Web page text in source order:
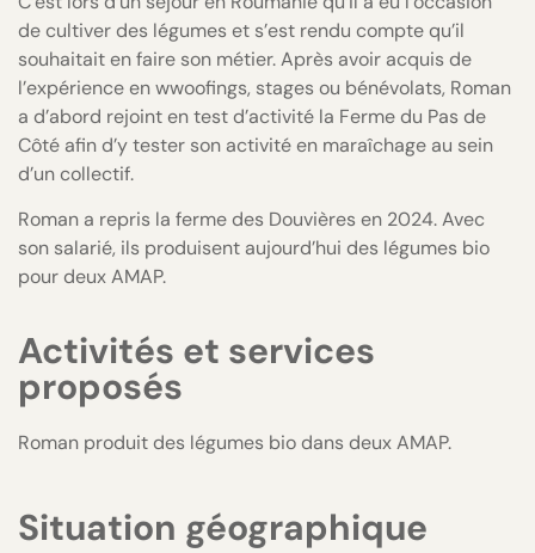
de cultiver des légumes et s’est rendu compte qu’il
souhaitait en faire son métier. Après avoir acquis de
l’expérience en wwoofings, stages ou bénévolats, Roman
a d’abord rejoint en test d’activité la Ferme du Pas de
Côté afin d’y tester son activité en maraîchage au sein
d’un collectif.
Roman a repris la ferme des Douvières en 2024. Avec
son salarié, ils produisent aujourd’hui des légumes bio
pour deux AMAP.
Activités et services
proposés
Roman produit des légumes bio dans deux AMAP.
Situation géographique